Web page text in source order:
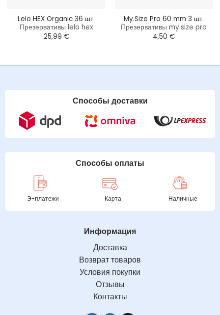
Lelo HEX Organic 36 шт.
Презервативы lelo hex
25,99 €
My.Size Pro 60 mm 3 шт.
Презервативы my.size pro
4,50 €
Способы доставки
Способы оплаты
Э-платежи Карта Наличные
Информация
Доставка
Возврат товаров
Условия покупки
Отзывы
Контакты